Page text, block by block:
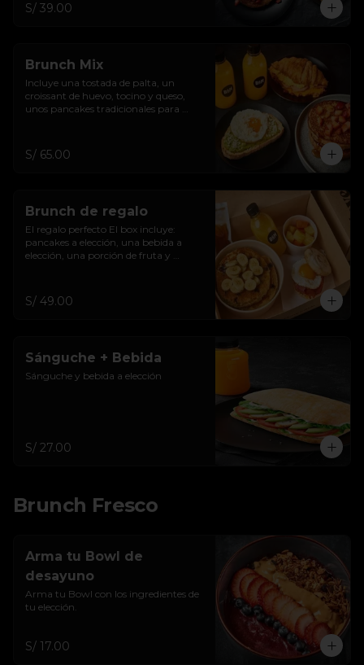
S/ 39.00
Brunch Mix
Incluye una tostada de palta, un
croissant de huevo, tocino y queso,
unos pancakes tradicionales para
S/ 65.00
Brunch de regalo
El regalo perfecto El box incluye:
pancakes a elección, una bebida a
elección, una porción de fruta y
S/ 49.00
Sánguche + Bebida
Sánguche y bebida a elección
S/ 27.00
Brunch Fresco
Arma tu Bowl de
desayuno
Arma tu Bowl con los ingredientes de
tu elección.
S/ 17.00